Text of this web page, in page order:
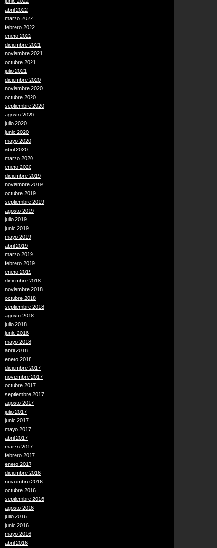
abril 2022
marzo 2022
febrero 2022
enero 2022
diciembre 2021
noviembre 2021
octubre 2021
julio 2021
diciembre 2020
noviembre 2020
octubre 2020
septiembre 2020
agosto 2020
julio 2020
junio 2020
mayo 2020
abril 2020
marzo 2020
enero 2020
diciembre 2019
noviembre 2019
octubre 2019
septiembre 2019
agosto 2019
julio 2019
junio 2019
mayo 2019
abril 2019
marzo 2019
febrero 2019
enero 2019
diciembre 2018
noviembre 2018
octubre 2018
septiembre 2018
agosto 2018
julio 2018
junio 2018
mayo 2018
abril 2018
enero 2018
diciembre 2017
noviembre 2017
octubre 2017
septiembre 2017
agosto 2017
julio 2017
junio 2017
mayo 2017
abril 2017
marzo 2017
febrero 2017
enero 2017
diciembre 2016
noviembre 2016
octubre 2016
septiembre 2016
agosto 2016
julio 2016
junio 2016
mayo 2016
abril 2016